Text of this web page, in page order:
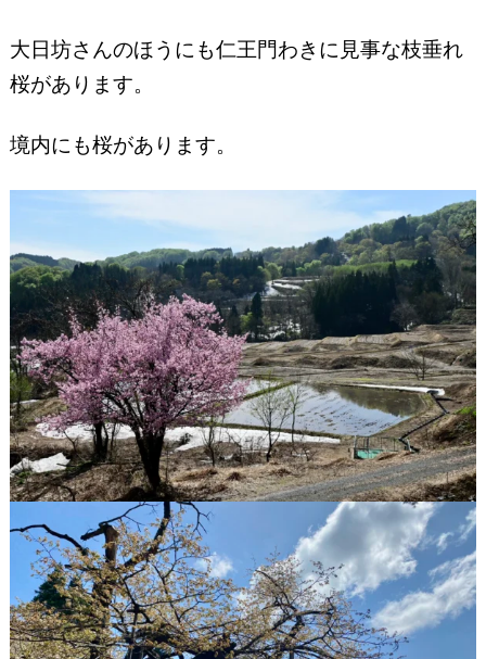
大日坊さんのほうにも仁王門わきに見事な枝垂れ
桜があります。
境内にも桜があります。